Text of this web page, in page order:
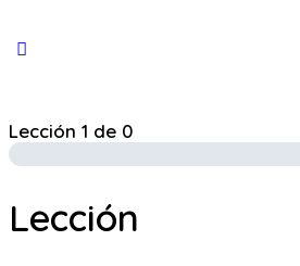
Lección 1 de 0
Lección